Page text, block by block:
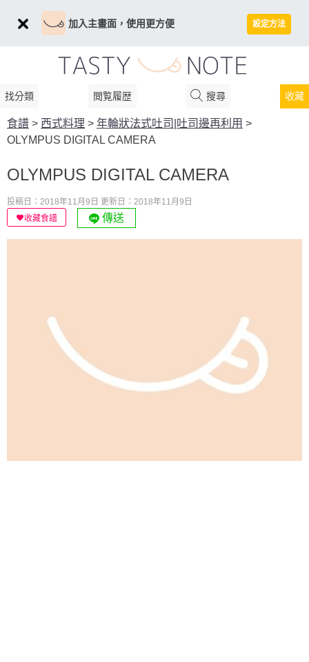
加入主畫面，使用更方便 設定方法
找分類 閲覧履歴 搜尋 收藏
食譜 > 西式料理 > 年輪狀法式吐司|吐司邊再利用 >
OLYMPUS DIGITAL CAMERA
OLYMPUS DIGITAL CAMERA
投稿日：2018年11月9日 更新日：2018年11月9日
收藏食譜
傳送